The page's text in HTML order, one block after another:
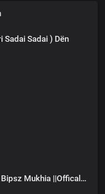
Sadai Sadai ) Dën
|| Timro Angalo || Bipsz Mukhia ||Offical Music Video